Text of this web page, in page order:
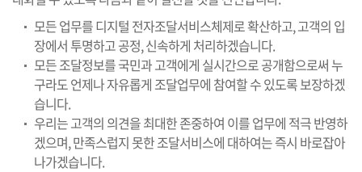
모든 업무를 디지털 전자조달서비스체제로 확산하고, 고객의 입
장에서 투명하고 공정, 신속하게 처리하겠습니다.
모든 조달정보를 국민과 고객에게 실시간으로 공개함으로써 누
구라도 언제나 자유롭게 조달업무에 참여할 수 있도록 보장하겠
습니다.
우리는 고객의 의견을 최대한 존중하여 이를 업무에 적극 반영하
겠으며, 만족스럽지 못한 조달서비스에 대하여는 즉시 바로잡아
나가겠습니다.